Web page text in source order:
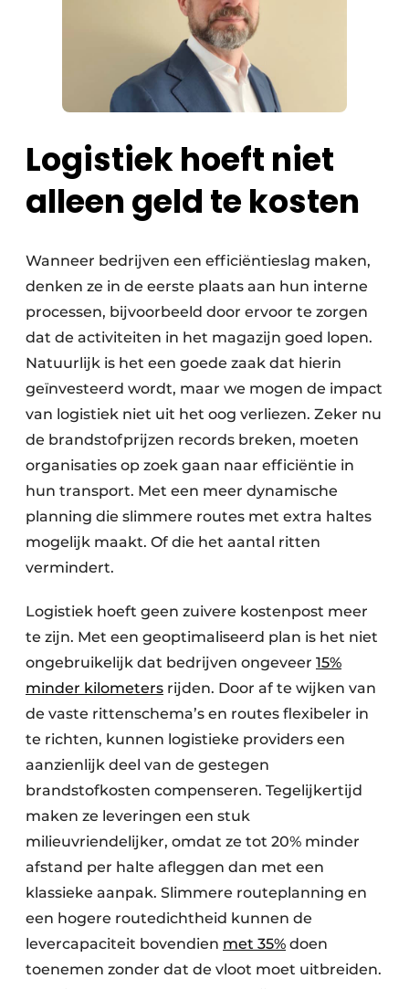
Logistiek hoeft niet
alleen geld te kosten
Wanneer bedrijven een efficiëntieslag maken,
denken ze in de eerste plaats aan hun interne
processen, bijvoorbeeld door ervoor te zorgen
dat de activiteiten in het magazijn goed lopen.
Natuurlijk is het een goede zaak dat hierin
geïnvesteerd wordt, maar we mogen de impact
van logistiek niet uit het oog verliezen. Zeker nu
de brandstofprijzen records breken, moeten
organisaties op zoek gaan naar efficiëntie in
hun transport. Met een meer dynamische
planning die slimmere routes met extra haltes
mogelijk maakt. Of die het aantal ritten
vermindert.
Logistiek hoeft geen zuivere kostenpost meer
te zijn. Met een geoptimaliseerd plan is het niet
ongebruikelijk dat bedrijven ongeveer 15%
minder kilometers rijden. Door af te wijken van
de vaste rittenschema’s en routes flexibeler in
te richten, kunnen logistieke providers een
aanzienlijk deel van de gestegen
brandstofkosten compenseren. Tegelijkertijd
maken ze leveringen een stuk
milieuvriendelijker, omdat ze tot 20% minder
afstand per halte afleggen dan met een
klassieke aanpak. Slimmere routeplanning en
een hogere routedichtheid kunnen de
levercapaciteit bovendien met 35% doen
toenemen zonder dat de vloot moet uitbreiden.